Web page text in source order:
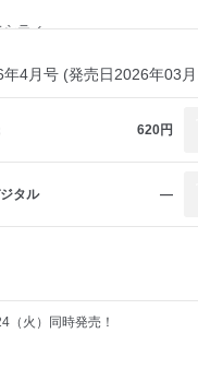
シティ」
つけかた」
、小野ちどり、日吉あさ、七
年4月号 (発売日2026年03
620円
タル ―
火）同時発売！